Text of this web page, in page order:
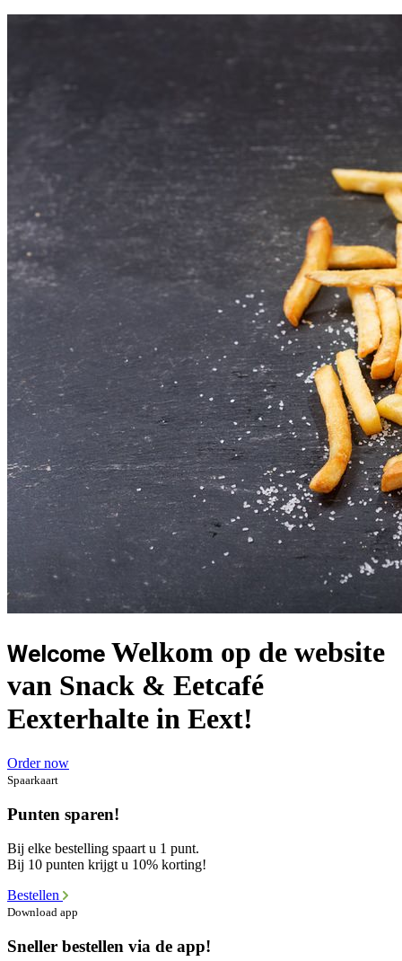
Welcome Welkom op de website
van Snack & Eetcafé
Eexterhalte in Eext!
Order now
Spaarkaart
Punten sparen!
Bij elke bestelling spaart u 1 punt.
Bij 10 punten krijgt u 10% korting!
Bestellen
Download app
Sneller bestellen via de app!